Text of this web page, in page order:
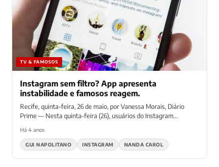
TV & FAMOSOS
Instagram sem filtro? App apresenta
instabilidade e famosos reagem.
Recife, quinta-feira, 26 de maio, por Vanessa Morais, Diário
Prime — Nesta quinta-feira (26), usuários do Instagram
Há 4 anos
GUI NAPOLITANO INSTAGRAM NANDA CAROL